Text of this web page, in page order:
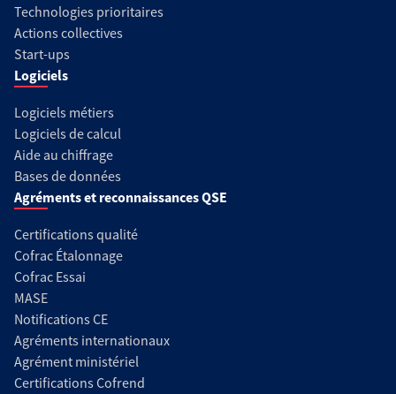
Technologies prioritaires
Actions collectives
Start-ups
Logiciels
Logiciels métiers
Logiciels de calcul
Aide au chiffrage
Bases de données
Agréments et reconnaissances QSE
Certifications qualité
Cofrac Étalonnage
Cofrac Essai
MASE
Notifications CE
Agréments internationaux
Agrément ministériel
Certifications Cofrend